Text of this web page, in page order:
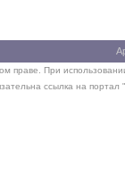
праве. При
ссылка на